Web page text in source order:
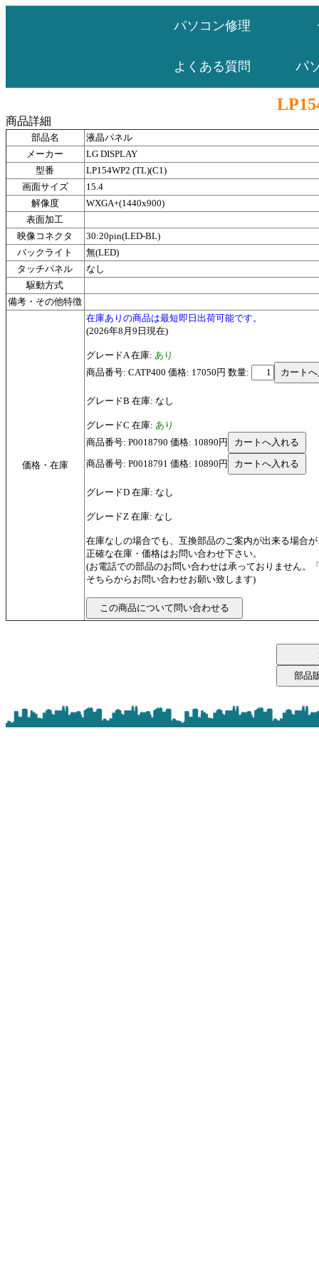
パソコン修理
よくある質問 パ
商品詳細
部品名
液晶パネル
メーカー
LG DISPLAY
型番
LP154WP2 (TL)(C1)
画面サイズ
15.4
解像度
WXGA+(1440x900)
表面加工
映像コネクタ
30:20pin(LED-BL)
バックライト
無(LED)
タッチパネル
なし
駆動方式
備考・その他特徴
価格・在庫
在庫ありの商品は最短即日出荷可能です。
(2026年8月9日現在)
グレードA 在庫: あり
商品番号: CATP400 価格: 17050円 数量:
グレードB 在庫: なし
グレードC 在庫: あり
商品番号: P0018790 価格: 10890円
商品番号: P0018791 価格: 10890円
グレードD 在庫: なし
グレードZ 在庫: なし
在庫なしの場合でも、互換部品のご案内が出来る場合
正確な在庫・価格はお問い合わせ下さい。
(お電話での部品のお問い合わせは承っておりません。
そちらからお問い合わせお願い致します)